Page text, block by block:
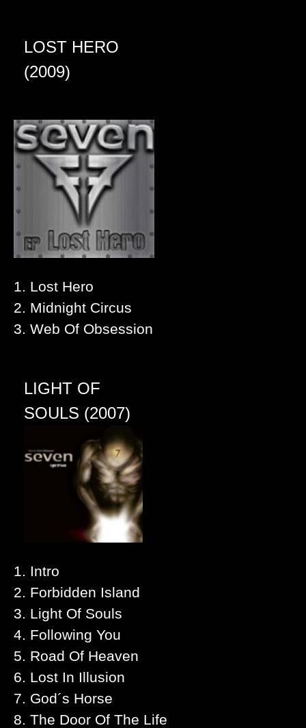
LOST HERO
(2009)
1. Lost Hero
2. Midnight Circus
3. Web Of Obsession
LIGHT OF
SOULS (2007)
1. Intro
2. Forbidden Island
3. Light Of Souls
4. Following You
5. Road Of Heaven
6. Lost In Illusion
7. God´s Horse
8. The Door Of The Life